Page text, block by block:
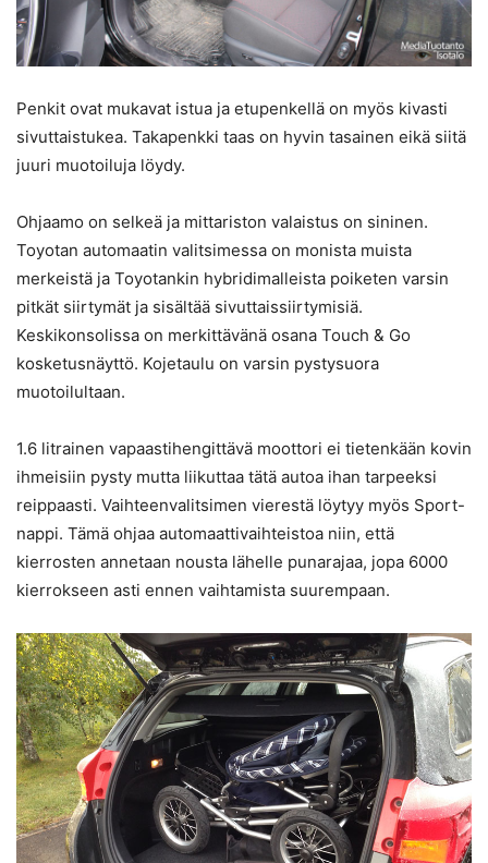
Penkit ovat mukavat istua ja etupenkellä on myös kivasti
sivuttaistukea. Takapenkki taas on hyvin tasainen eikä siitä
juuri muotoiluja löydy.
Ohjaamo on selkeä ja mittariston valaistus on sininen.
Toyotan automaatin valitsimessa on monista muista
merkeistä ja Toyotankin hybridimalleista poiketen varsin
pitkät siirtymät ja sisältää sivuttaissiirtymisiä.
Keskikonsolissa on merkittävänä osana Touch & Go
kosketusnäyttö. Kojetaulu on varsin pystysuora
muotoilultaan.
1.6 litrainen vapaastihengittävä moottori ei tietenkään kovin
ihmeisiin pysty mutta liikuttaa tätä autoa ihan tarpeeksi
reippaasti. Vaihteenvalitsimen vierestä löytyy myös Sport-
nappi. Tämä ohjaa automaattivaihteistoa niin, että
kierrosten annetaan nousta lähelle punarajaa, jopa 6000
kierrokseen asti ennen vaihtamista suurempaan.